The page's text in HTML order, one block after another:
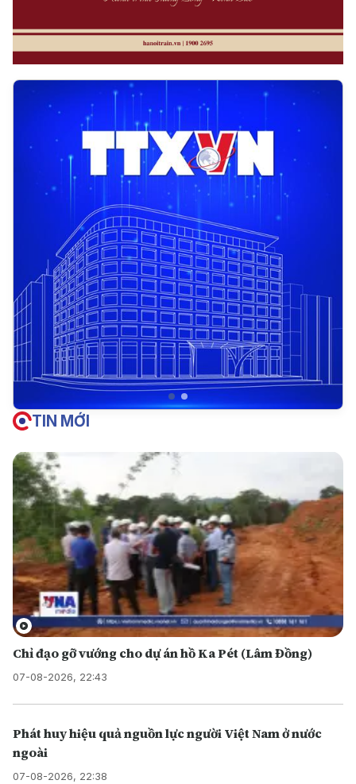
TIN MỚI
Chỉ đạo gỡ vướng cho dự án hồ Ka Pét (Lâm Đồng)
07-08-2026, 22:43
Phát huy hiệu quả nguồn lực người Việt Nam ở nước
ngoài
07-08-2026, 22:38